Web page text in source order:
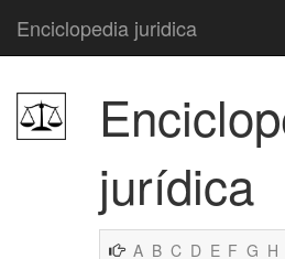
Enciclopedia juridica
jurídica
A B C D E F G H